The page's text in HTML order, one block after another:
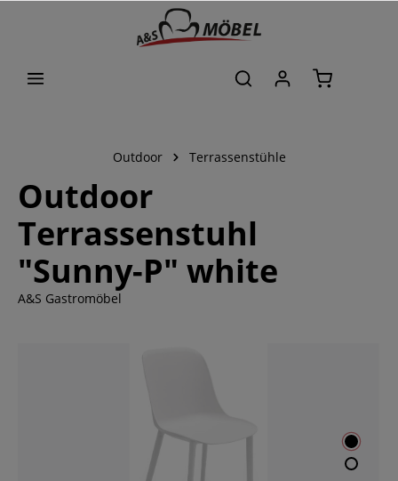
Outdoor Terrassenstühle
Outdoor
Terrassenstuhl
"Sunny-P" white
A&S Gastromöbel